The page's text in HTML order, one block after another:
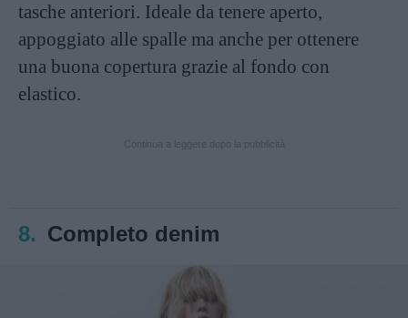
tasche anteriori. Ideale da tenere aperto,
appoggiato alle spalle ma anche per ottenere
una buona copertura grazie al fondo con
elastico.
8. Completo denim